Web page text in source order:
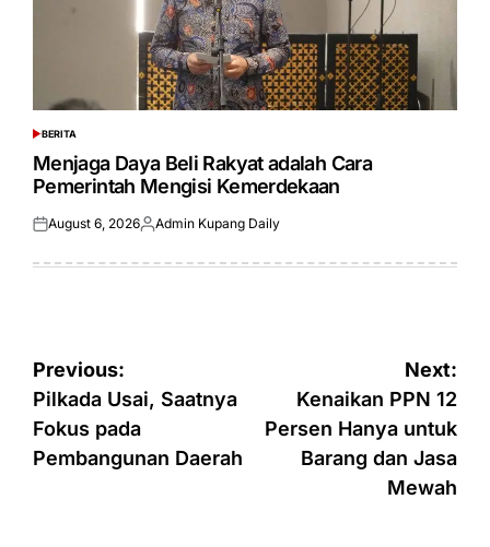
POSTED
IN
BERITA
Menjaga Daya Beli Rakyat adalah Cara
Pemerintah Mengisi Kemerdekaan
Posted
August 6, 2026Posted
Admin Kupang Daily
Post
navigation
Previous:
Pilkada Usai, Saatnya
Fokus pada
Pembangunan Daerah
Next:
Kenaikan PPN 12
Persen Hanya untuk
Barang dan Jasa
Mewah